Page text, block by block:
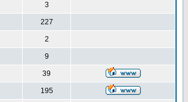
3
227
2
9
39
195